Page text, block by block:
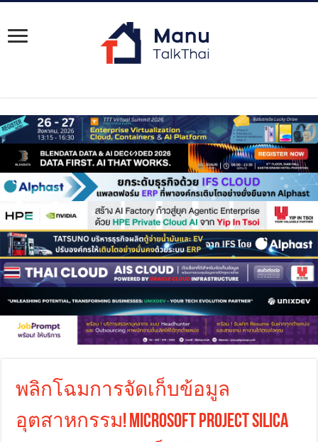
พลิกโฉมการจัดเก็บข้อมูล
อุตสาหกรรม! Microsoft Project Silica